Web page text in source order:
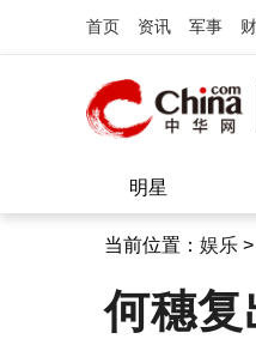
首页 资讯 军事
明星
当前位置： 娱乐 >
何穗